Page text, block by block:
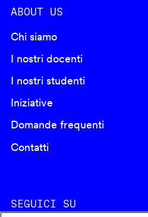
ABOUT US
Chi siamo
I nostri docenti
I nostri studenti
Iniziative
Domande frequenti
Contatti
SEGUICI SU